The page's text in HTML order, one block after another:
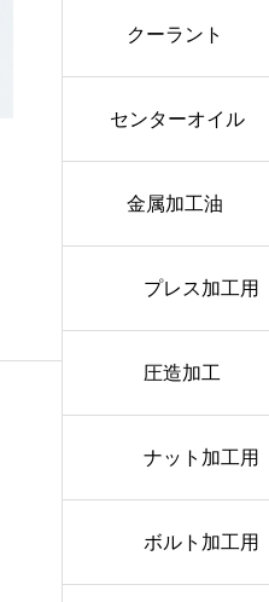
クーラント
センターオイル
金属加工油
プレス加工用
圧造加工
ナット加工用
ボルト加工用